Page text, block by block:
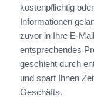
kostenpflichtig
Informationen
zuvor in Ihre E-
entsprechendes
geschieht durch
und spart Ihnen
Geschäfts.